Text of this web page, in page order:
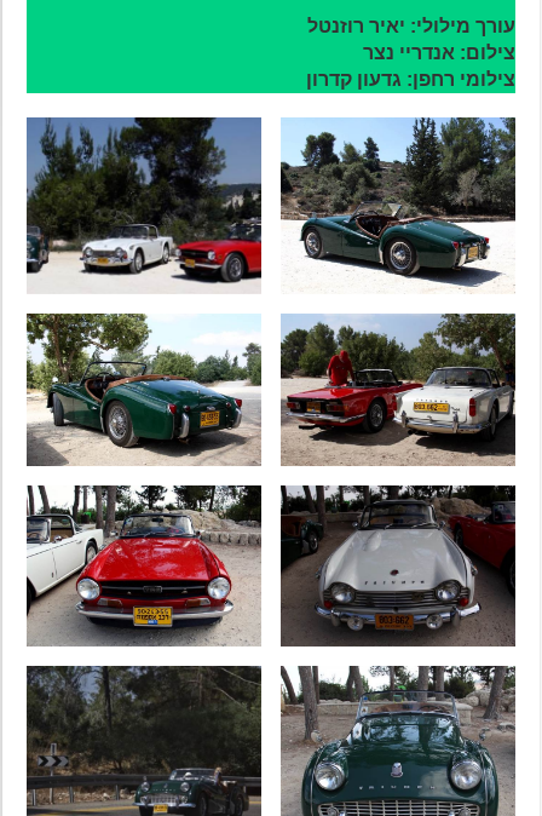
עורך מילולי: יאיר רוזנטל
צילום: אנדריי נצר
צילומי רחפן: גדעון קדרון